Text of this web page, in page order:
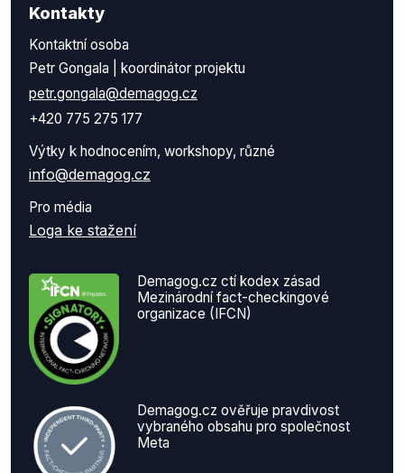
Kontakty
Kontaktní osoba
Petr Gongala | koordinátor projektu
petr.gongala@demagog.cz
+420 775 275 177
Výtky k hodnocením, workshopy, různé
info@demagog.cz
Pro média
Loga ke stažení
Demagog.cz ctí kodex zásad
Mezinárodní fact-checkingové
organizace (IFCN)
Demagog.cz ověřuje pravdivost
vybraného obsahu pro společnost
Meta